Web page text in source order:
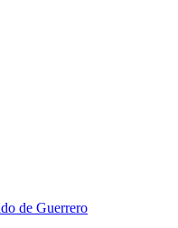
de Guerrero